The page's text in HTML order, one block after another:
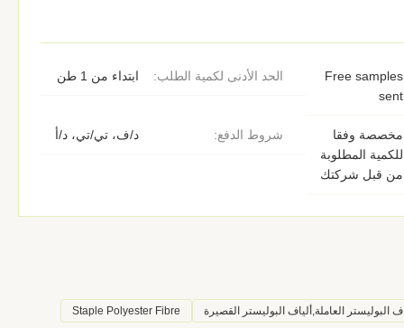
الحد الأدنى لكمية الطلب: ابتداء من 1 طن
Free samples
sent
شروط الدفع: د/ف، تي/تي، د/أ
مخصصة وفقا
للكمية المطلوبة
من قبل شركتك
البوليستر العاملة,ألياف البوليستر القصيرة Staple Polyester Fibre